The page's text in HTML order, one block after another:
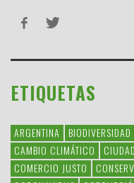
ETIQUETAS
ARGENTINA BIODIVERSIDAD
CAMBIO CLIMÁTICO
COMERCIO JUSTO